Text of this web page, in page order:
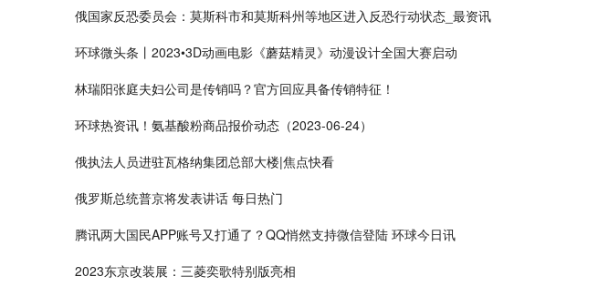
俄国家反恐委员会：莫斯科市和莫斯科州等地区进入反恐行动状态_最资讯
环球微头条丨2023•3D动画电影《蘑菇精灵》动漫设计全国大赛启动
林瑞阳张庭夫妇公司是传销吗？官方回应具备传销特征！
环球热资讯！氨基酸粉商品报价动态（2023-06-24）
俄执法人员进驻瓦格纳集团总部大楼|焦点快看
俄罗斯总统普京将发表讲话 每日热门
腾讯两大国民APP账号又打通了？QQ悄然支持微信登陆 环球今日讯
2023东京改装展：三菱奕歌特别版亮相